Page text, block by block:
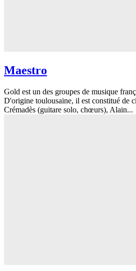
Maestro
Gold est un des groupes de musique
D'origine toulousaine, il est constitué de
Crémadès (guitare solo, chœurs), Alain...